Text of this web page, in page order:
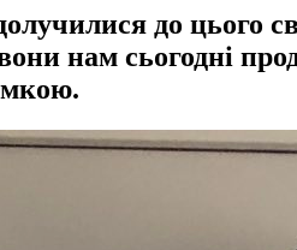
до цього
нам сьогодні